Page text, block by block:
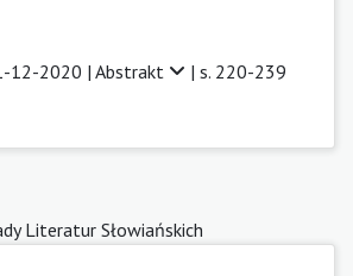
12-2020 | Abstrakt | s. 220-239
Literatur Słowiańskich